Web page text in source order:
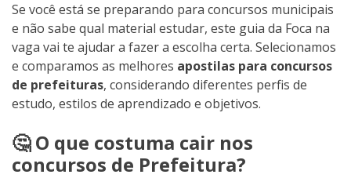
Se você está se preparando para concursos municipais
e não sabe qual material estudar, este guia da Foca na
vaga vai te ajudar a fazer a escolha certa. Selecionamos
e comparamos as melhores apostilas para concursos
de prefeituras, considerando diferentes perfis de
estudo, estilos de aprendizado e objetivos.
🤔 O que costuma cair nos
concursos de Prefeitura?